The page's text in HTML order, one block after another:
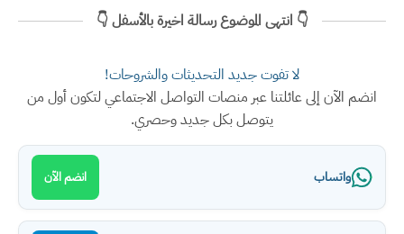
👇 انتهى الموضوع رسالة اخيرة بالأسفل 👇
لا تفوت جديد التحديثات والشروحات!
انضم الآن إلى عائلتنا عبر منصات التواصل الاجتماعي لتكون أول من
يتوصل بكل جديد وحصري.
واتساب انضم الآن